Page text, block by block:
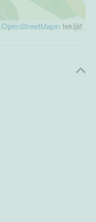
OpenStreetMapintekijät